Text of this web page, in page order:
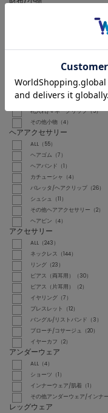
バンダナ/スカーフ（2）
キーホルダー（7）
ウォレットチェーン（2）
カードケース（1）
札入れ/マネークリップ（5）
その他小物（4）
ヘアアクセサリー
ALL（55）
ヘアゴム（7）
ヘアバンド（1）
カチューシャ（4）
バレッタ/ヘアクリップ（26）
シュシュ（11）
その他ヘアアクセサリー（2）
ヘアピン（4）
アクセサリー
ALL（243）
ネックレス（144）
リング（23）
ピアス（両耳用）（30）
ピアス（片耳用）（2）
イヤリング（7）
ブレスレット（12）
バングル/リストバンド（3）
ブローチ/コサージュ（20）
イヤーカフ（2）
アンダーウェア
ALL（4）
ショーツ（1）
インナーウェア/肌着（1）
その他アンダーウェア/インナー
レッグウェア